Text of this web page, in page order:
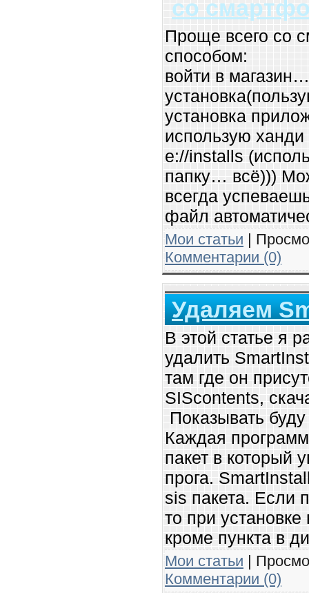
со
Проще всего со
способом:
войти в
установка
использую ханди
e://installs
папку… всё)))
всегда
файл
Мои статьи |
Комментарии (0)
Удаляем
В этой статье я
удалить
там где он
SIScontents,
Показывать
Каждая
пакет в который
прога.
sis пакета. Если
то при установке
кроме пункта в
Мои статьи |
Комментарии (0)